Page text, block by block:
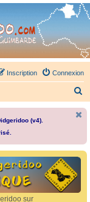
communauté.
Connexion
Inscription
e
(v4).
sur